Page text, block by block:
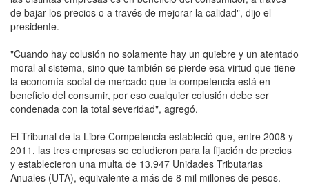
de bajar los precios o a través de mejorar la calidad", dijo el
presidente.
"Cuando hay colusión no solamente hay un quiebre y un atentado
moral al sistema, sino que también se pierde esa virtud que tiene
la economía social de mercado que la competencia está en
beneficio del consumir, por eso cualquier colusión debe ser
condenada con la total severidad", agregó.
El Tribunal de la Libre Competencia estableció que, entre 2008 y
2011, las tres empresas se coludieron para la fijación de precios
y establecieron una multa de 13.947 Unidades Tributarias
Anuales (UTA), equivalente a más de 8 mil millones de pesos.